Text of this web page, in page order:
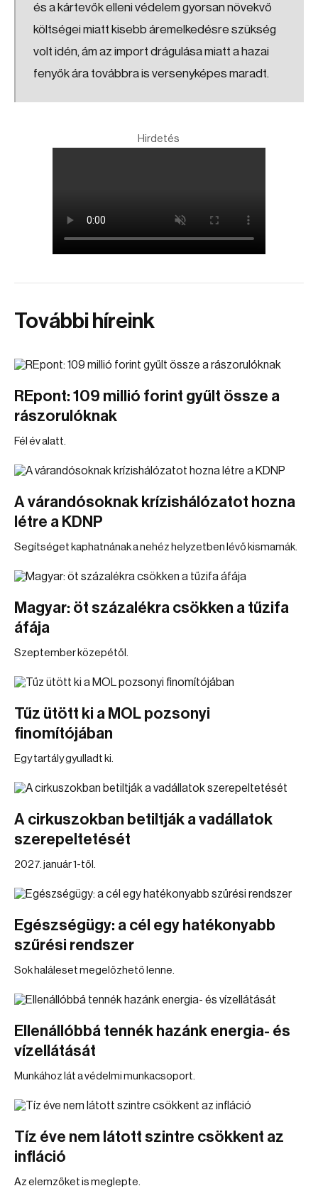
és a kártevők elleni védelem gyorsan növekvő
költségei miatt kisebb áremelkedésre szükség
volt idén, ám az import drágulása miatt a hazai
fenyők ára továbbra is versenyképes maradt.
Hirdetés
További híreink
REpont: 109 millió forint gyűlt össze a
rászorulóknak
Fél év alatt.
A várandósoknak krízishálózatot hozna
létre a KDNP
Segítséget kaphatnának a nehéz helyzetben lévő kismamák.
Magyar: öt százalékra csökken a tűzifa
áfája
Szeptember közepétől.
Tűz ütött ki a MOL pozsonyi
finomítójában
Egy tartály gyulladt ki.
A cirkuszokban betiltják a vadállatok
szerepeltetését
2027. január 1-től.
Egészségügy: a cél egy hatékonyabb
szűrési rendszer
Sok haláleset megelőzhető lenne.
Ellenállóbbá tennék hazánk energia- és
vízellátását
Munkához lát a védelmi munkacsoport.
Tíz éve nem látott szintre csökkent az
infláció
Az elemzőket is meglepte.